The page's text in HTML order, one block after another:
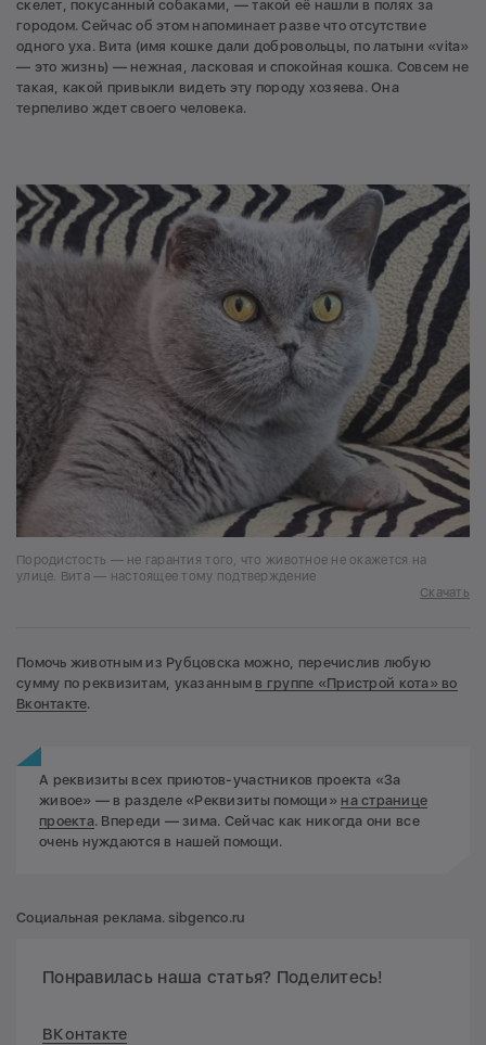
скелет, покусанный собаками, — такой её нашли в полях за
городом. Сейчас об этом напоминает разве что отсутствие
одного уха. Вита (имя кошке дали добровольцы, по латыни «vita»
— это жизнь) — нежная, ласковая и спокойная кошка. Совсем не
такая, какой привыкли видеть эту породу хозяева. Она
терпеливо ждет своего человека.
Породистость — не гарантия того, что животное не окажется на
улице. Вита — настоящее тому подтверждение
Скачать
Помочь животным из Рубцовска можно, перечислив любую
сумму по реквизитам, указанным в группе «Пристрой кота» во
Вконтакте.
А реквизиты всех приютов-участников проекта «За
живое» — в разделе «Реквизиты помощи» на странице
проекта. Впереди — зима. Сейчас как никогда они все
очень нуждаются в нашей помощи.
Социальная реклама. sibgenco.ru
Понравилась наша статья? Поделитесь!
ВКонтакте